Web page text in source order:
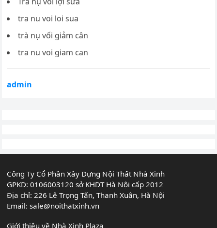
tra nu voi loi sua
trà nụ vối giảm cân
tra nu voi giam can
admin
Công Ty Cổ Phần Xây Dựng Nội Thất Nhà Xinh
GPKD: 0106003120 sở KHDT Hà Nội cấp 2012
Địa chỉ: 226 Lê Trọng Tấn, Thanh Xuân, Hà Nội
Email:sale@noithatxinh.vn
Giới thiệu về Nhà Xinh Plaza